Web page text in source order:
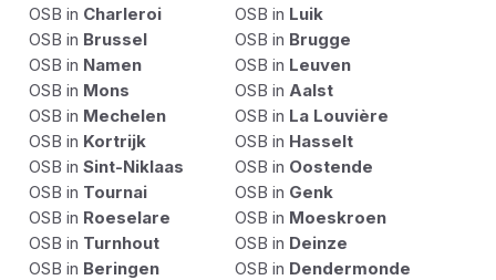
OSB in Charleroi OSB in Luik
OSB in Brussel OSB in Brugge
OSB in Namen OSB in Leuven
OSB in Mons OSB inAalst
OSB in Mechelen OSB in La Louvière
OSB in Kortrijk OSB in Hasselt
OSB in Sint-Niklaas OSB in Oostende
OSB in Tournai OSB in Genk
OSB in Roeselare OSB in Moeskroen
OSB in Turnhout OSB in Deinze
OSB in Beringen OSB in Dendermonde